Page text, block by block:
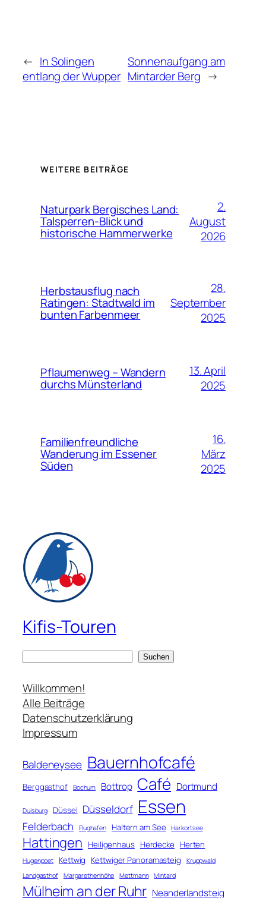
← In Solingen
entlang der Wupper
Sonnenaufgang am
Mintarder Berg →
WEITERE BEITRÄGE
Naturpark Bergisches Land:
Talsperren-Blick und
historische Hammerwerke
2.
August
2026
Herbstausflug nach
Ratingen: Stadtwald im
bunten Farbenmeer
28.
September
2025
Pflaumenweg – Wandern
durchs Münsterland
13. April
2025
Familienfreundliche
Wanderung im Essener
Süden
16.
März
2025
Kifis-Touren
c
h
e
n
Suchen
Willkommen!
Alle Beiträge
Datenschutzerklärung
Impressum
Baldeneysee Bauernhofcafé
Berggasthof Bochum Bottrop Café Dortmund
Duisburg Düssel Düsseldorf Essen
Felderbach Flughafen Haltern am See Harkortsee
Hattingen Heiligenhaus Herdecke Herten
Hugenpoet Kettwig Kettwiger Panoramasteig
Kruppwald
Landgasthof
Margarethenhöhe Mettmann Mintard
Mülheim an der Ruhr Neanderlandsteig